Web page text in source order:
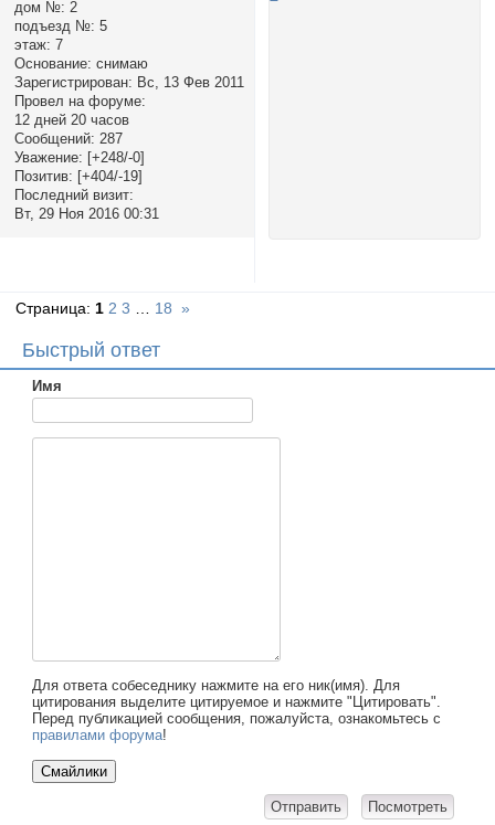
дом №: 2
подъезд №: 5
этаж: 7
Основание: снимаю
Зарегистрирован: Вс, 13 Фев 2011
Провел на форуме:
12 дней 20 часов
Сообщений: 287
Уважение: [+248/-0]
Позитив: [+404/-19]
Последний визит:
Вт, 29 Ноя 2016 00:31
Страница: 1 2 3 18 »
Быстрый ответ
Имя
Для ответа собеседнику нажмите на его ник(имя). Для
цитирования выделите цитируемое и нажмите "Цитировать".
Перед публикацией сообщения, пожалуйста, ознакомьтесь с
правилами форума!